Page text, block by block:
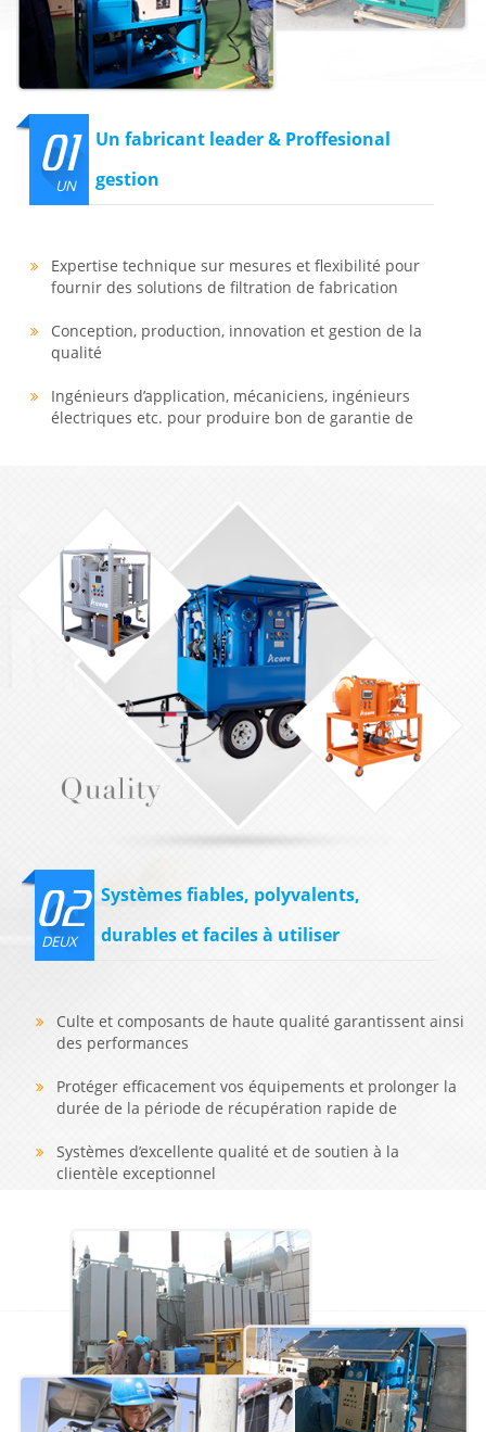
01
UN
Un fabricant leader & Proffesional
gestion
Expertise technique sur mesures et flexibilité pour
fournir des solutions de filtration de fabrication
Conception, production, innovation et gestion de la
qualité
Ingénieurs d’application, mécaniciens, ingénieurs
électriques etc. pour produire bon de garantie de
02
DEUX
Systèmes fiables, polyvalents,
durables et faciles à utiliser
Culte et composants de haute qualité garantissent ainsi
des performances
Protéger efficacement vos équipements et prolonger la
durée de la période de récupération rapide de
Systèmes d’excellente qualité et de soutien à la
clientèle exceptionnel